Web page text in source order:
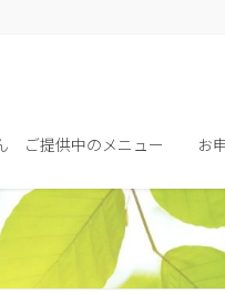
ご提供中のメニュー お